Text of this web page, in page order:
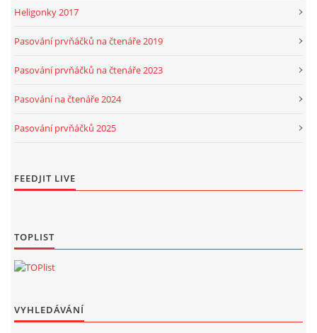
Heligonky 2017
Pasování prvňáčků na čtenáře 2019
Pasování prvňáčků na čtenáře 2023
Pasování na čtenáře 2024
Pasování prvňáčků 2025
FEEDJIT LIVE
TOPLIST
VYHLEDÁVÁNÍ